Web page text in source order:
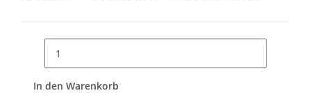
In den Warenkorb